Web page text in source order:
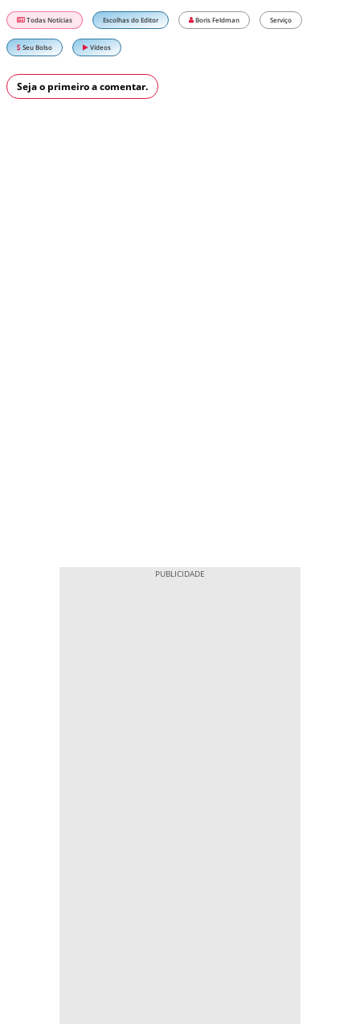
Todas Notícias Escolhas do Editor Boris Feldman Serviço
Seu Bolso Vídeos
Seja o primeiro a comentar.